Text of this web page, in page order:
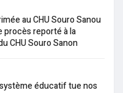
au CHU Souro Sanou
procès reporté à la
CHU Souro Sanon
éducatif tue nos